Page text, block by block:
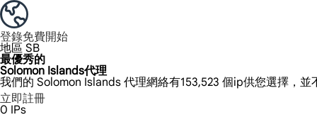
登錄免費開始
地區 SB
最優秀的
Solomon Islands代理
我們的 Solomon Islands 代理網絡有153,523 個ip供您選擇，
立即註冊
0 IPs